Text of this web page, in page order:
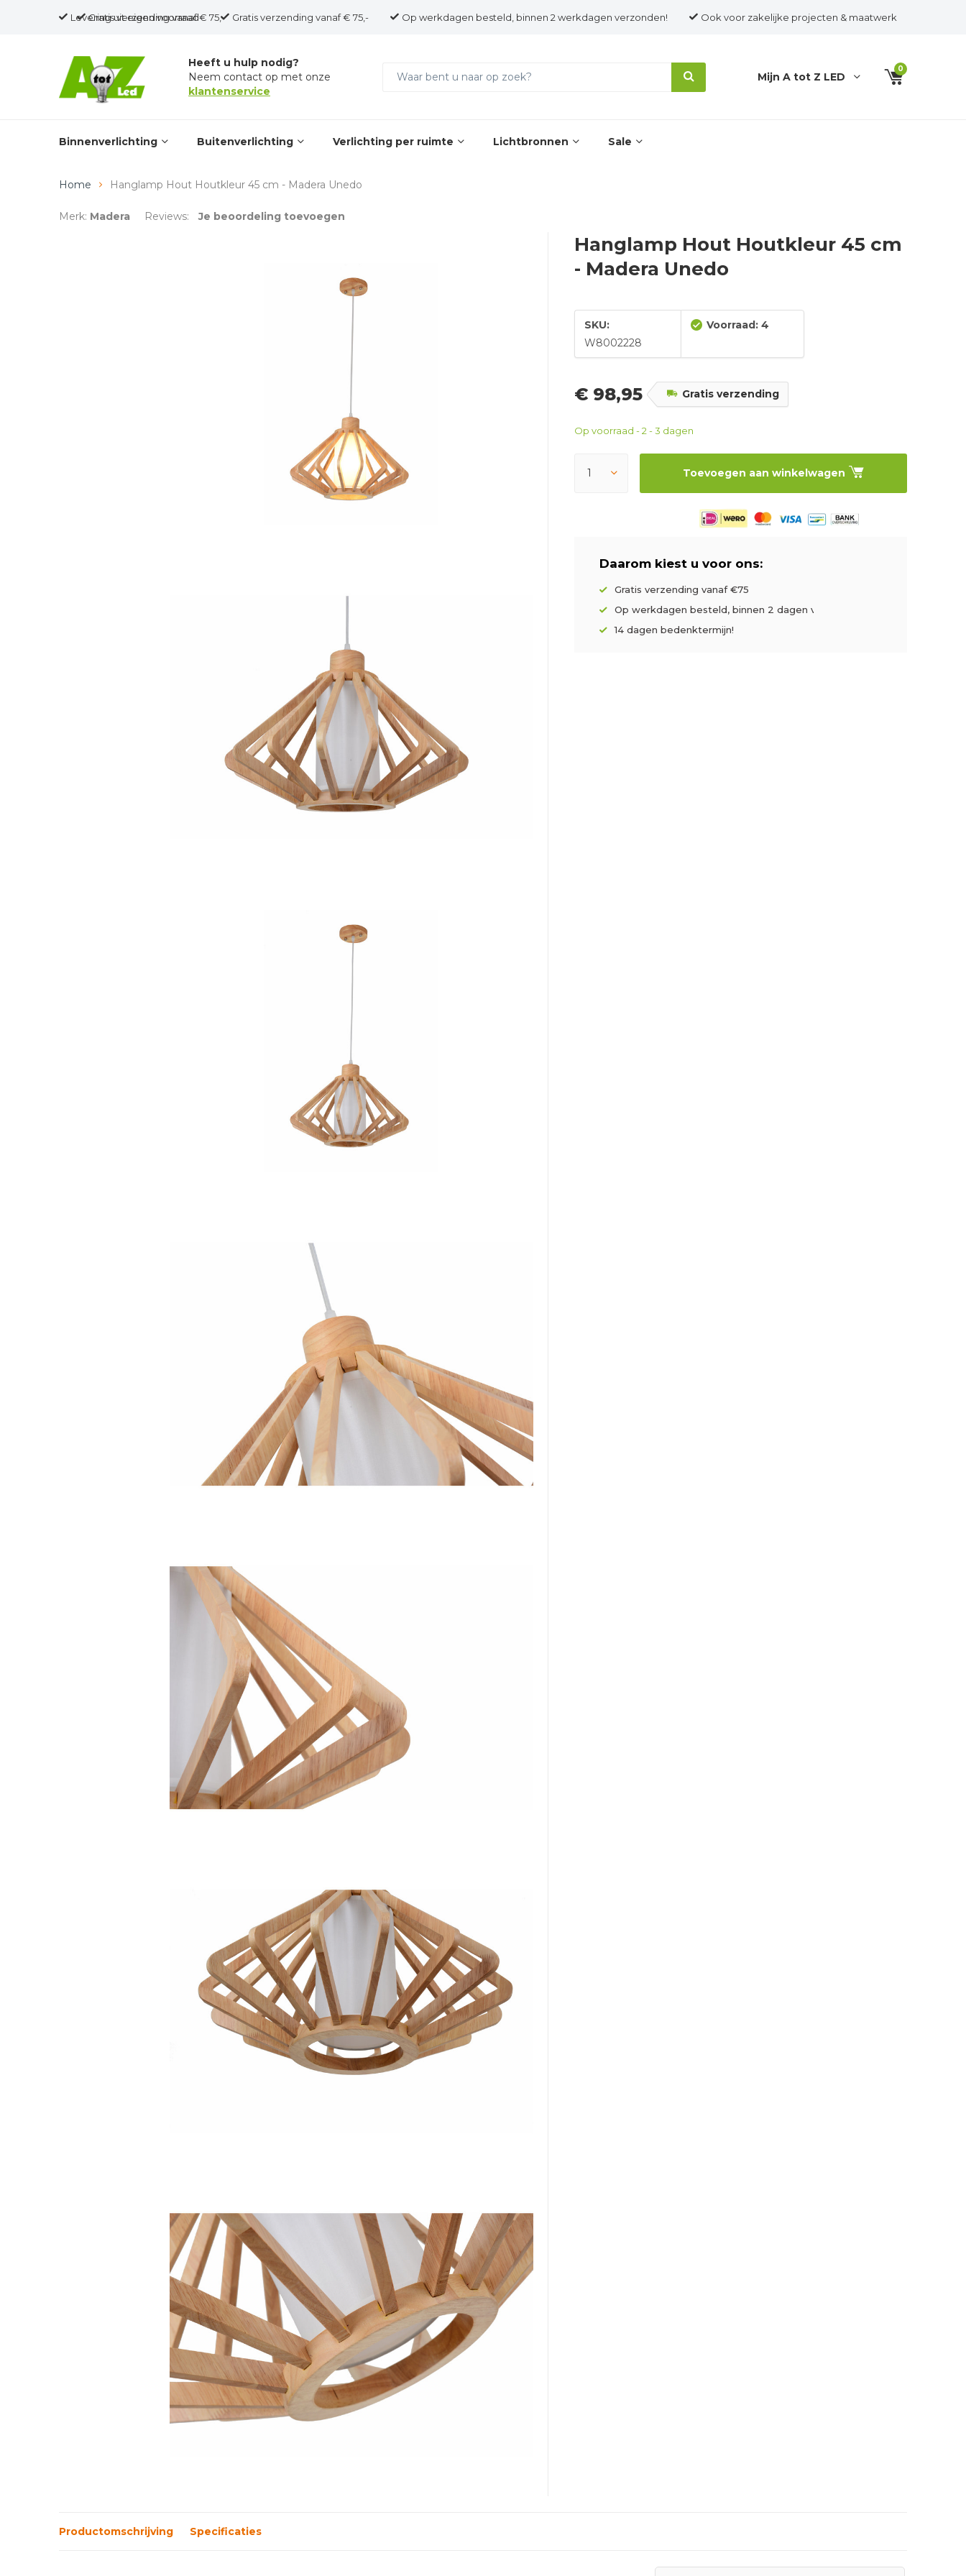
Binnenverlichting Buitenverlichting Verlichting per ruimte Lichtbronnen Sale
Levering uit eigen voorraad Gratis verzending vanaf € 75,- Op werkdagen besteld, binnen 2 werkdagen verzonden! Ook voor zakelijke projecten & maatwerk
Gratis verzending vanaf € 75,-
Heeft u hulp nodig?
Neem contact op met onze
klantenservice
Mijn A tot Z LED
0
Home Hanglamp Hout Houtkleur 45 cm - Madera Unedo
Merk: Madera Reviews: Je beoordeling toevoegen
Hanglamp Hout Houtkleur 45 cm
- Madera Unedo
SKU:
W8002228
Voorraad: 4
€ 98,95 Gratis verzending
Op voorraad - 2 - 3 dagen
Toevoegen aan winkelwagen
Daarom kiest u voor ons:
Gratis verzending vanaf €75
Op werkdagen besteld, binnen 2 dagen verzonden
14 dagen bedenktermijn!
Productomschrijving Specificaties